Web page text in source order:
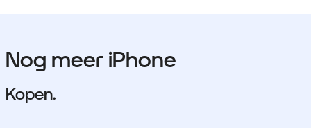
Nog meer iPhone
Kopen.